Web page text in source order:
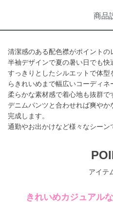
商品
清潔感のある配色襟がポイントの
半袖デザインで夏の暑い日でも快
すっきりとしたシルエットで体
らきれいめまで幅広いコーディネ
柔らかな素材感で着心地も抜群で
デニムパンツと合わせれば爽や
完成します。
通勤やお出かけなど様々なシーン
アイテ
きれいめカジュアル